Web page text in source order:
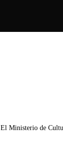
El Ministerio de